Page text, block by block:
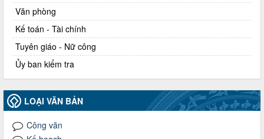
Văn phòng
Kế toán - Tài chính
Tuyên giáo - Nữ công
Ủy ban kiểm tra
LOẠI VĂN BẢN
Công văn